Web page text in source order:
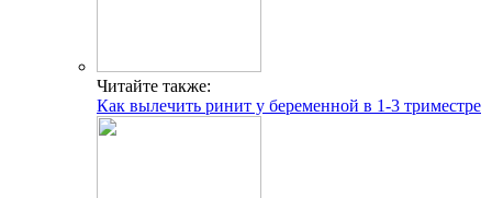
Читайте также:
Как вылечить ринит у беременной в 1-3 триместре